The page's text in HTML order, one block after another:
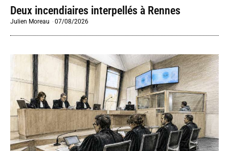
Deux incendiaires interpellés à Rennes
Julien Moreau -07/08/2026